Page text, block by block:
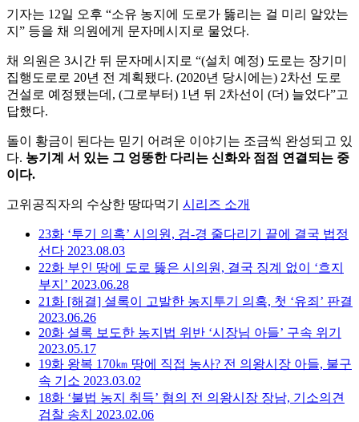
기자는 12일 오후 “소유 농지에 도로가 뚫리는 걸 미리 알았는
지” 등을 채 의원에게 문자메시지로 물었다.
채 의원은 3시간 뒤 문자메시지로 “(설치 예정) 도로는 장기미
집행도로로 20년 전 계획됐다. (2020년 당시에는) 2차선 도로
건설로 예정됐는데, (그로부터) 1년 뒤 2차선이 (더) 늘었다”고
답했다.
돌이 황금이 된다는 믿기 어려운 이야기는 조금씩 완성되고 있
다. 농기계 서 있는 그 엉뚱한 다리는 신화와 점점 연결되는 중
이다.
고위공직자의 수상한 땅따먹기 시리즈 소개
23화 ‘투기 의혹’ 시의원, 검-경 줄다리기 끝에 결국 법정
선다 2023.08.03
22화 부인 땅에 도로 뚫은 시의원, 결국 징계 없이 ‘흐지
부지’ 2023.06.28
21화 [해결] 셜록이 고발한 농지투기 의혹, 첫 ‘유죄’ 판결
2023.06.26
20화 셜록 보도한 농지법 위반 ‘시장님 아들’ 구속 위기
2023.05.17
19화 왕복 170㎞ 땅에 직접 농사? 전 의왕시장 아들, 불구
속 기소 2023.03.02
18화 ‘불법 농지 취득’ 혐의 전 의왕시장 장남, 기소의견
검찰 송치
2023.02.06